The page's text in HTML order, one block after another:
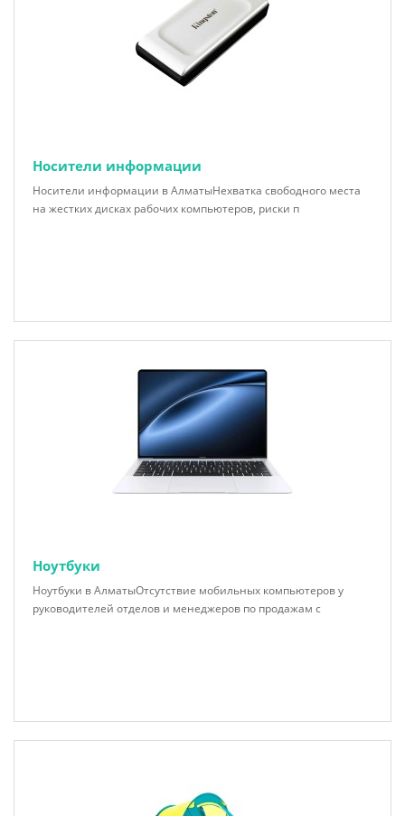
Носители информации
Носители информации в АлматыНехватка свободного места
на жестких дисках рабочих компьютеров, риски п
Ноутбуки
Ноутбуки в АлматыОтсутствие мобильных компьютеров у
руководителей отделов и менеджеров по продажам с